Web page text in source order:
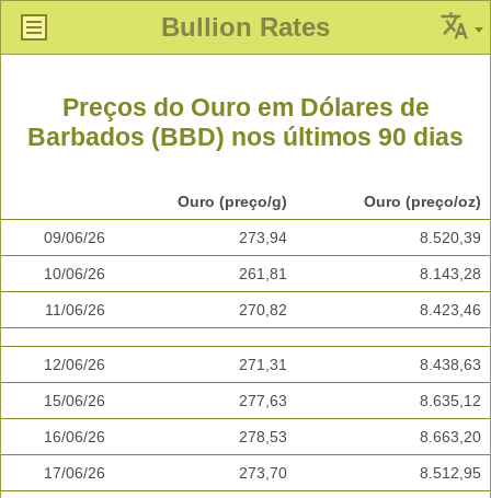
Bullion Rates
Preços do Ouro em Dólares de
Barbados (BBD) nos últimos 90 dias
Ouro (preço/g) Ouro (preço/oz)
09/06/26 273,94 8.520,39
10/06/26 261,81 8.143,28
11/06/26 270,82 8.423,46
12/06/26 271,31 8.438,63
15/06/26 277,63 8.635,12
16/06/26 278,53 8.663,20
17/06/26 273,70 8.512,95